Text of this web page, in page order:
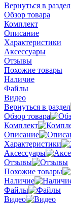
Вернуться в раздел
Обзор товара
Комплект
Описание
Характеристики
Аксессуары
Отзывы
Похожие товары
Наличие
Файлы
Видео
Вернуться в раздел
Обзор товара
Комплект
Описание
Характеристики
Аксессуары
Отзывы
Похожие товары
Наличие
Файлы
Видео